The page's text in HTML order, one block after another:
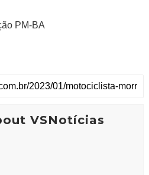
PM-BA
VSNotícias